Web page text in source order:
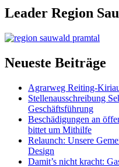
Leader Region
Neueste Beiträge
Agrarweg Reiting-
Stellenausschreibung
Geschäftsführung
Beschädigungen an
bittet um Mithilfe
Relaunch: Unsere
Design
Damit’s nicht kracht: